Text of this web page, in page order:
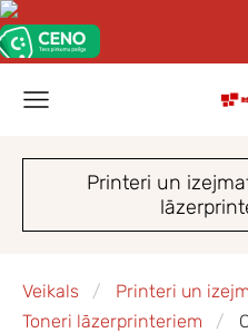
Printeri un
Veikals
Printeri un
Toneri lāzerprinteriem